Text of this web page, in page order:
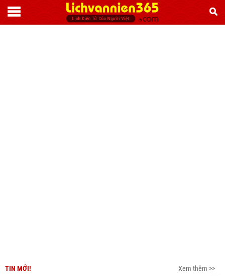
TIN MỚI! Xem thêm >>